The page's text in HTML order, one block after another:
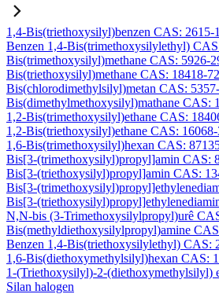
1,4-Bis(triethoxysilyl)benzen CAS: 2615-
Benzen 1,4-Bis(trimethoxysilylethyl)
Bis(trimethoxysilyl)methane CAS: 5926-
Bis(triethoxysilyl)methane CAS: 18418-
Bis(chlorodimethylsilyl)metan CAS:
Bis(dimethylmethoxysilyl)mathane CAS:
1,2-Bis(trimethoxysilyl)ethane CAS:
1,2-Bis(triethoxysilyl)ethane CAS:
1,6-Bis(trimethoxysilyl)hexan CAS:
Bis[3-(trimethoxysilyl)propyl]amin CAS:
Bis[3-(triethoxysilyl)propyl]amin CAS:
Bis[3-
Bis[3-
N,N-bis (3-Trimethoxysilylpropyl)urê
Bis(methyldiethoxysilylpropyl)amine
Benzen 1,4-Bis(triethoxysilylethyl) CAS:
1,6-Bis(diethoxymethylsilyl)hexan CAS:
1-(Triethoxysilyl)-2-(diethoxymethylsilyl)
Silan halogen